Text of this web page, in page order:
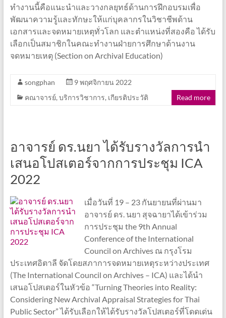
ทำงานนี้คือแนะนำและวางกลยุทธ์ด้านการฝึกอบรมเพื่อ
พัฒนาความรู้และทักษะให้แก่บุคลากรในวิชาชีพด้าน
เอกสารและจดหมายเหตุทั่วโลก และตำแหน่งที่สองคือ ได้รับ
เลือกเป็นสมาชิกในคณะทำงานฝ่ายการศึกษาด้านงาน
จดหมายเหตุ (Section on Archival Education)
songphan
9 พฤศจิกายน 2022
คณาจารย์, บริการวิชาการ, เกียรติประวัติ Read more
อาจารย์ ดร.นยา ได้รับรางวัลการนำ
เสนอโปสเตอร์จากการประชุม ICA
2022
เมื่อวันที่ 19 – 23 กันยายนที่ผ่านมา
อาจารย์ ดร. นยา สุจฉายาได้เข้าร่วม
การประชุม the 9th Annual
Conference of the International
Council on Archives ณ กรุงโรม
ประเทศอิตาลี จัดโดยสภาการจดหมายเหตุระหว่างประเทศ
(The International Council on Archives – ICA) และได้นำ
เสนอโปสเตอร์ในหัวข้อ “Turning Theories into Reality:
Considering New Archival Appraisal Strategies for Thai
Public Sector” ได้รับเลือกให้ได้รับรางวัลโปสเตอร์ที่โดดเด่น